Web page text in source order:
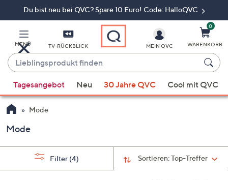
Du bist neu bei QVC? Spare 10 Euro! Code: HalloQVC
MENÜ TV-RÜCKBLICK
Lieblingsprodukt
finden
Vorschläge
verfügbar
sind,
verwenden
MEIN QVC
0
WARENKORB
Tagesangebot Neu 30 Jahre QVC Cool mit QVC
Mode
Mode
Sortieren:Top-Treffer
Filter (4)